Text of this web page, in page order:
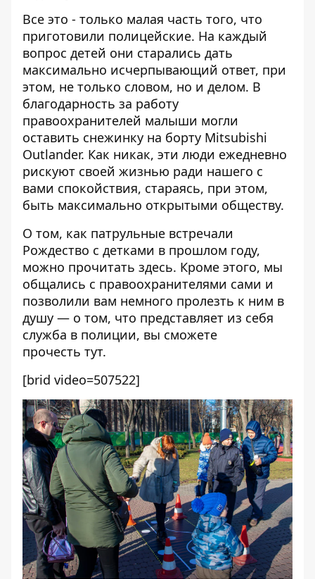
Все это - только малая часть того, что
приготовили полицейские. На каждый
вопрос детей они старались дать
максимально исчерпывающий ответ, при
этом, не только словом, но и делом. В
благодарность за работу
правоохранителей малыши могли
оставить снежинку на борту Mitsubishi
Outlander. Как никак, эти люди ежедневно
рискуют своей жизнью ради нашего с
вами спокойствия, стараясь, при этом,
быть максимально открытыми обществу.
О том, как патрульные встречали
Рождество с детками в прошлом году,
можно прочитать здесь. Кроме этого, мы
общались с правоохранителями сами и
позволили вам немного пролезть к ним в
душу — о том, что представляет из себя
служба в полиции, вы сможете
прочесть тут.
[brid video=507522]